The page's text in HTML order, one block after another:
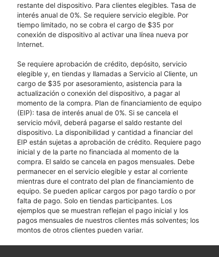
restante del dispositivo. Para clientes elegibles. Tasa de
interés anual de 0%. Se requiere servicio elegible. Por
tiempo limitado, no se cobra el cargo de $35 por
conexión de dispositivo al activar una línea nueva por
Internet.
Se requiere aprobación de crédito, depósito, servicio
elegible y, en tiendas y llamadas a Servicio al Cliente, un
cargo de $35 por asesoramiento, asistencia para la
actualización o conexión del dispositivo, a pagar al
momento de la compra. Plan de financiamiento de equipo
(EIP): tasa de interés anual de 0%. Si se cancela el
servicio móvil, deberá pagarse el saldo restante del
dispositivo. La disponibilidad y cantidad a financiar del
EIP están sujetas a aprobación de crédito. Requiere pago
inicial y de la parte no financiada al momento de la
compra. El saldo se cancela en pagos mensuales. Debe
permanecer en el servicio elegible y estar al corriente
mientras dure el contrato del plan de financiamiento de
equipo. Se pueden aplicar cargos por pago tardío o por
falta de pago. Solo en tiendas participantes. Los
ejemplos que se muestran reflejan el pago inicial y los
pagos mensuales de nuestros clientes más solventes; los
montos de otros clientes pueden variar.